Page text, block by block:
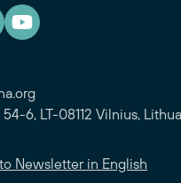
54-6, LT-08112 Vilnius,
Newsletter in English